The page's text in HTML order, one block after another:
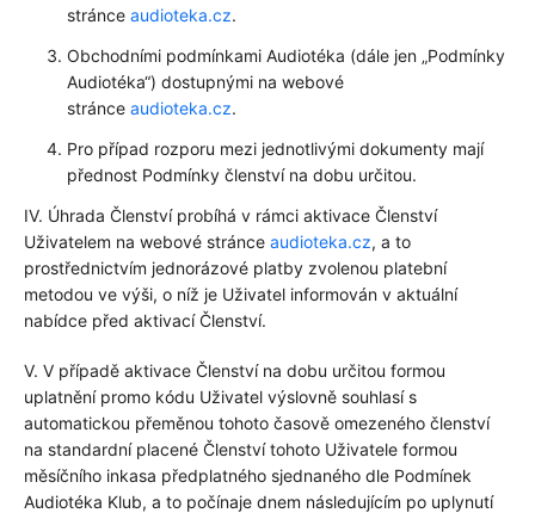
stránce audioteka.cz.
Obchodními podmínkami Audiotéka (dále jen „Podmínky
Audiotéka“) dostupnými na webové
stránce audioteka.cz.
Pro případ rozporu mezi jednotlivými dokumenty mají
přednost Podmínky členství na dobu určitou.
IV. Úhrada Členství probíhá v rámci aktivace Členství
Uživatelem na webové stránce audioteka.cz, a to
prostřednictvím jednorázové platby zvolenou platební
metodou ve výši, o níž je Uživatel informován v aktuální
nabídce před aktivací Členství.
V. V případě aktivace Členství na dobu určitou formou
uplatnění promo kódu Uživatel výslovně souhlasí s
automatickou přeměnou tohoto časově omezeného členství
na standardní placené Členství tohoto Uživatele formou
měsíčního inkasa předplatného sjednaného dle Podmínek
Audiotéka Klub, a to počínaje dnem následujícím po uplynutí